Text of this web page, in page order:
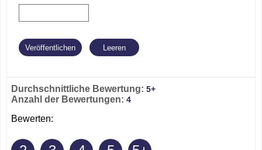
Durchschnittliche Bewertung: 5+
Anzahl der Bewertungen: 4
Bewerten: